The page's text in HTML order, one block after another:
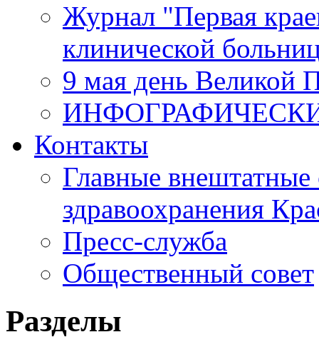
Журнал "Первая
клинической
9 мая день Великой
Контакты
Главные внештатные
здравоохранения
Пресс-служба
Общественный совет
Разделы